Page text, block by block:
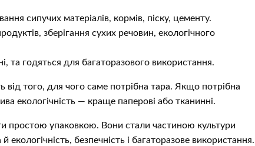
сипучих матеріалів, кормів, піску, цементу.
зберігання сухих речовин, екологічного
та годяться для багаторазового використання.
від того, для чого саме потрібна тара. Якщо потрібна
екологічність — краще паперові або тканинні.
простою упаковкою. Вони стали частиною культури
безпечність і багаторазове використання.